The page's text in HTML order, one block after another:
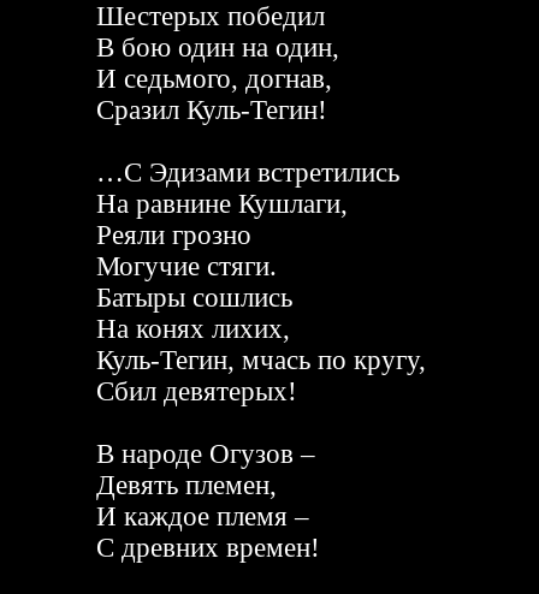
Шестерых победил
В бою один на один,
И седьмого, догнав,
Сразил Куль-Тегин!
…С Эдизами встретились
На равнине Кушлаги,
Реяли грозно
Могучие стяги.
Батыры сошлись
На конях лихих,
Куль-Тегин, мчась по кругу,
Сбил девятерых!
В народе Огузов –
Девять племен,
И каждое племя –
С древних времен!